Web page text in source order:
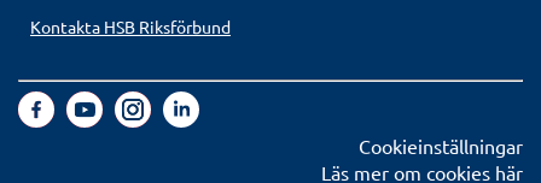
Kontakta HSB Riksförbund
Cookieinställningar
Läs mer om cookies här